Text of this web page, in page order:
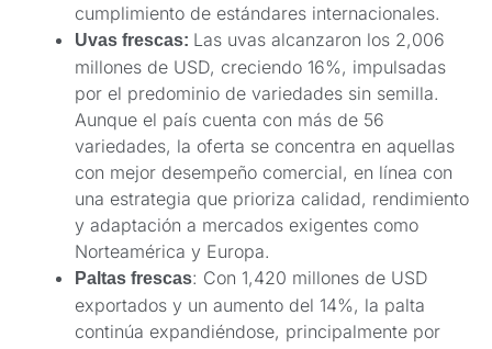
cumplimiento de estándares internacionales.
Uvas frescas: Las uvas alcanzaron los 2,006
millones de USD, creciendo 16%, impulsadas
por el predominio de variedades sin semilla.
Aunque el país cuenta con más de 56
variedades, la oferta se concentra en aquellas
con mejor desempeño comercial, en línea con
una estrategia que prioriza calidad, rendimiento
y adaptación a mercados exigentes como
Norteamérica y Europa.
Paltas frescas: Con 1,420 millones de USD
exportados y un aumento del 14%, la palta
continúa expandiéndose, principalmente por